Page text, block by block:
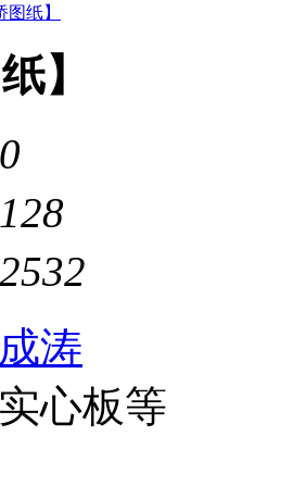
图纸】
】
0
128
2532
涛
心板等